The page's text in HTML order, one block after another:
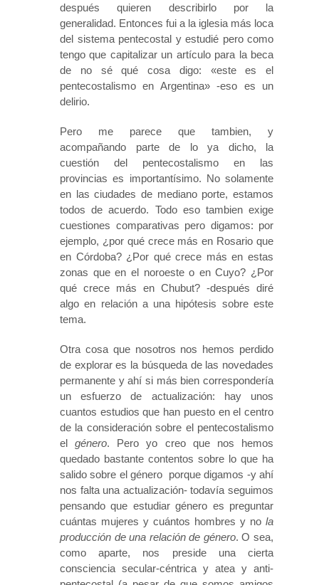
después quieren describirlo por la
generalidad. Entonces fui a la iglesia más loca
del sistema pentecostal y estudié pero como
tengo que capitalizar un artículo para la beca
de no sé qué cosa digo: «este es el
pentecostalismo en Argentina» -eso es un
delirio.
Pero me parece que tambien, y
acompañando parte de lo ya dicho, la
cuestión del pentecostalismo en las
provincias es importantísimo. No solamente
en las ciudades de mediano porte, estamos
todos de acuerdo. Todo eso tambien exige
cuestiones comparativas pero digamos: por
ejemplo, ¿por qué crece más en Rosario que
en Córdoba? ¿Por qué crece más en estas
zonas que en el noroeste o en Cuyo? ¿Por
qué crece más en Chubut? -después diré
algo en relación a una hipótesis sobre este
tema.
Otra cosa que nosotros nos hemos perdido
de explorar es la búsqueda de las novedades
permanente y ahí si más bien correspondería
un esfuerzo de actualización: hay unos
cuantos estudios que han puesto en el centro
de la consideración sobre el pentecostalismo
elgénero. Pero yo creo que nos hemos
quedado bastante contentos sobre lo que ha
salido sobre el género porque digamos -y ahí
nos falta una actualización- todavía seguimos
pensando que estudiar género es preguntar
cuántas mujeres y cuántos hombres y no la
producción de una relación de género. O sea,
como aparte, nos preside una cierta
consciencia secular-céntrica y atea y anti-